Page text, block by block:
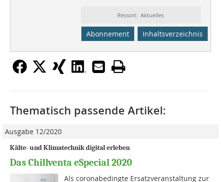
Ressort: Aktuelles
Abonnement Inhaltsverzeichnis
Thematisch passende Artikel:
Ausgabe 12/2020
Kälte- und Klimatechnik digital erleben
Das Chillventa eSpecial 2020
Als coronabedingte Ersatzveranstaltung zur